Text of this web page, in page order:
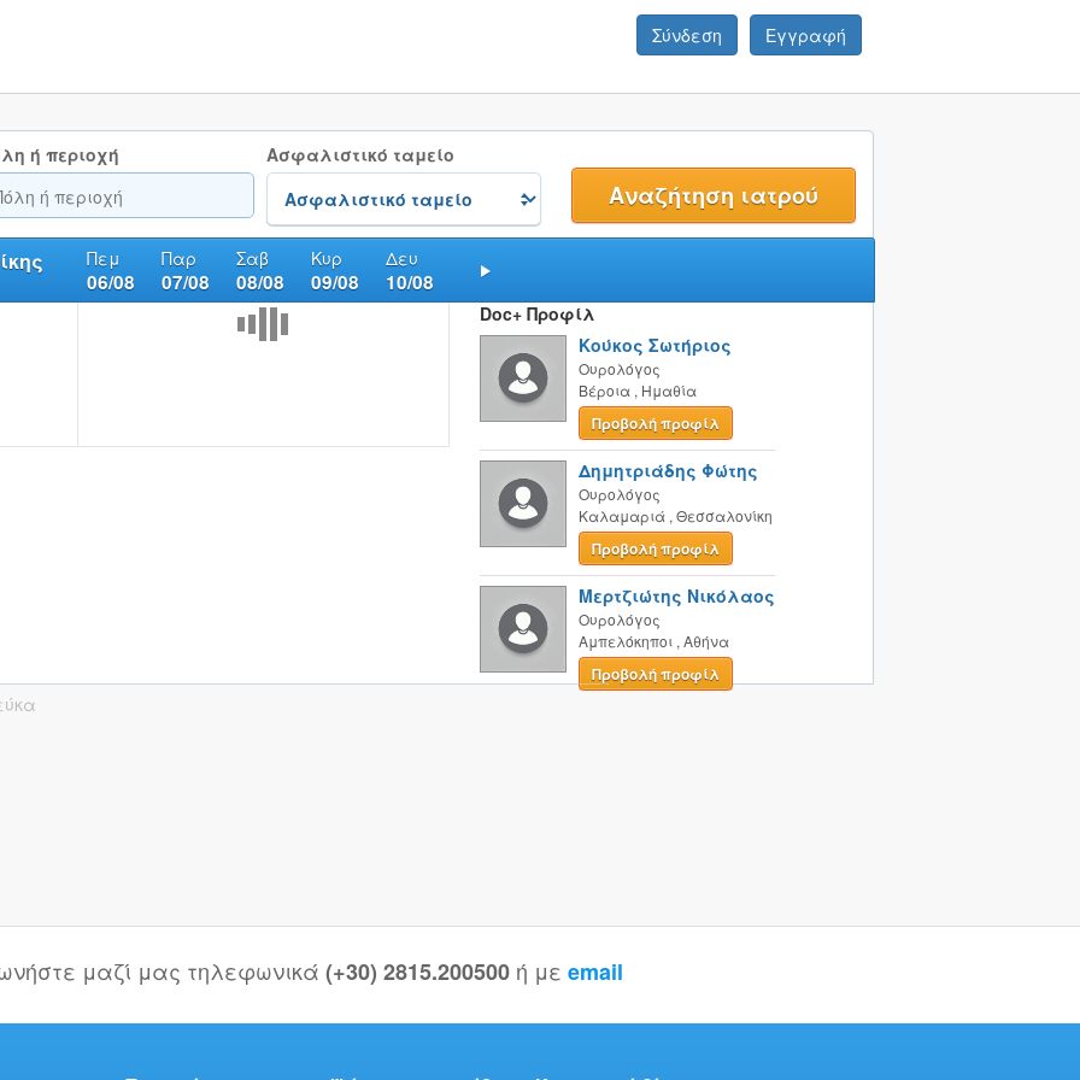
Σύνδεση Εγγραφή
ή περιοχή Ασφαλιστικό ταμείο
Πεμ
06/08
Παρ
07/08
Σαβ
08/08
Κυρ
09/08
Δευ
10/08
Doc+ Προφίλ
Κούκος Σωτήριος
Ουρολόγος
Βέροια , Ημαθία
Προβολή προφίλ
Δημητριάδης Φώτης
Ουρολόγος
Καλαμαριά , Θεσσαλονίκη
Προβολή προφίλ
Μερτζιώτης Νικόλαος
Ουρολόγος
Αμπελόκηποι , Αθήνα
Προβολή προφίλ
μαζί μας τηλεφωνικά (+30) 2815.200500 ή με email